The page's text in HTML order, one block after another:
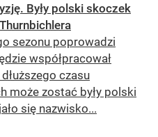
Były polski skoczek
sezonu poprowadzi
współpracował
czasu
może zostać były polski
się nazwisko...